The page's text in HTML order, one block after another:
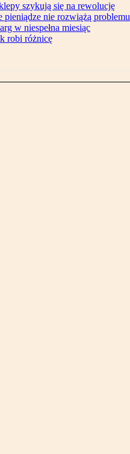
szykują się na rewolucję
pieniądze nie rozwiążą problemu
w niespełna miesiąc
robi różnicę